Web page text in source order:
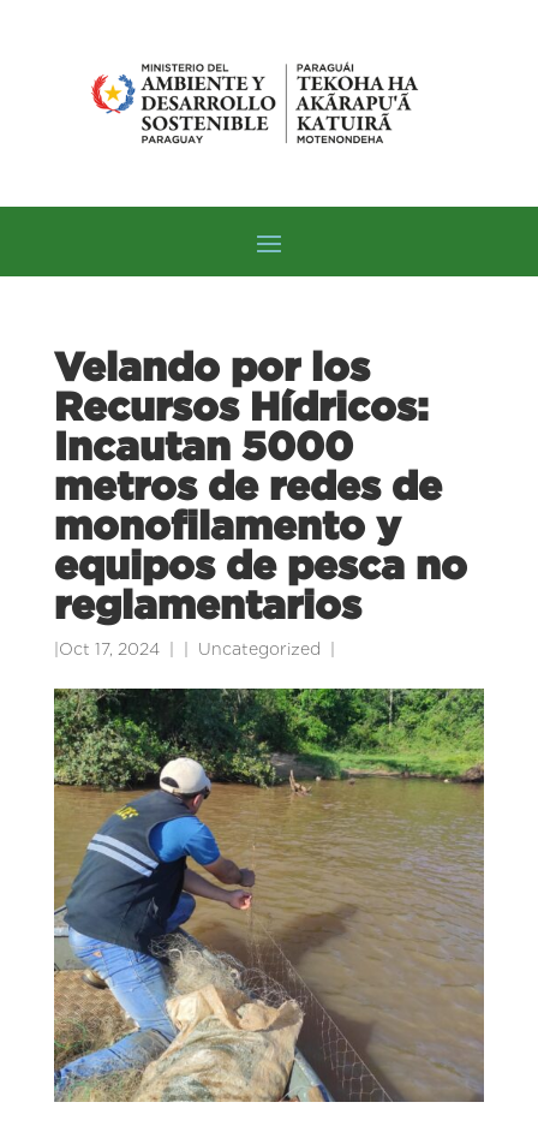
Velando por los
Recursos Hídricos:
Incautan 5000
metros de redes de
monofilamento y
equipos de pesca no
reglamentarios
Oct 17, 2024 Uncategorized